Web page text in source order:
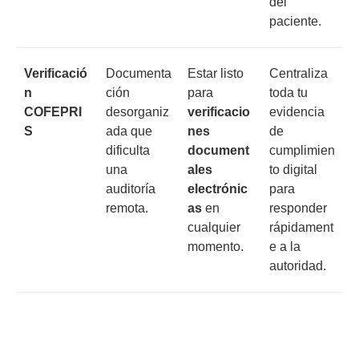
paciente.
Verificació
n
COFEPRI
S
Documenta
ción
desorganiz
ada que
dificulta
una
auditoría
remota.
Estar listo
para
verificacio
nes
document
ales
electrónic
as en
cualquier
momento.
Centraliza
toda tu
evidencia
de
cumplimien
to digital
para
responder
rápidament
e a la
autoridad.